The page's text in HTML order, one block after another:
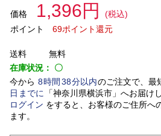
価格 1,396円
(税込)
ポイント
69ポイント還元
送料
無料
在庫状況： 〇
今から 8時間 38分以内のご注文で、最
日 までに 「神奈川県横浜市」 へお届け
ログイン をすると、お客様のご住所へ
ます。